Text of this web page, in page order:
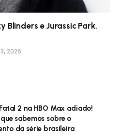
Blinders e Jurassic Park,
2026
2 na HBO Max adiado!
sabemos sobre o
da série brasileira